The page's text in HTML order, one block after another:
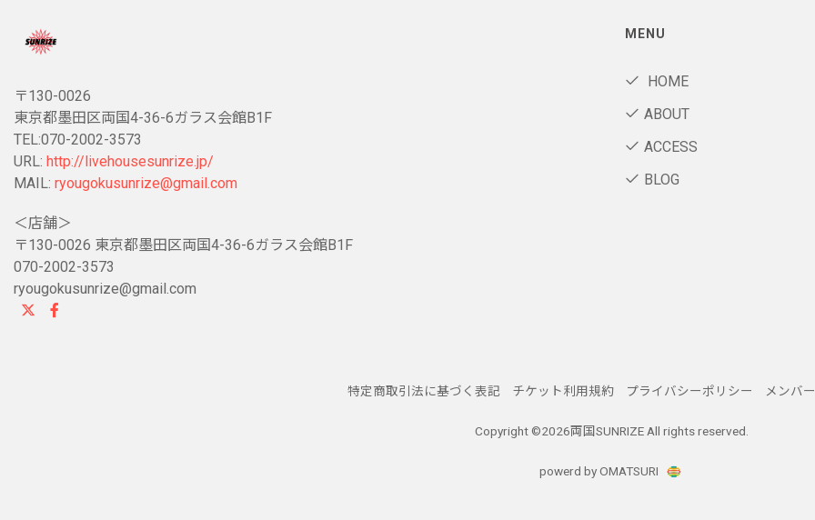
〒130-0026
東京都墨田区両国4-36-6ガラス会館B1F
TEL:070-2002-3573
URL: http://livehousesunrize.jp/
MAIL: ryougokusunrize@gmail.com
＜店舗＞
〒130-0026 東京都墨田区両国4-36-6ガラス会館B1F
070-2002-3573
ryougokusunrize@gmail.com
MENU
HOME
ABOUT
ACCESS
BLOG
特定商取引法に基づく表記 チケット利用規約 プライバシーポリシー メンバ
Copyright ©2026両国SUNRIZE All rights reserved.
powerd by OMATSURI